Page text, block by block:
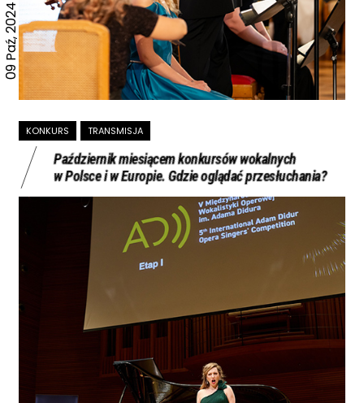
09 Paź, 2024
KONKURS TRANSMISJA
Październik miesiącem konkursów wokalnych
w Polsce i w Europie. Gdzie oglądać przesłuchania?